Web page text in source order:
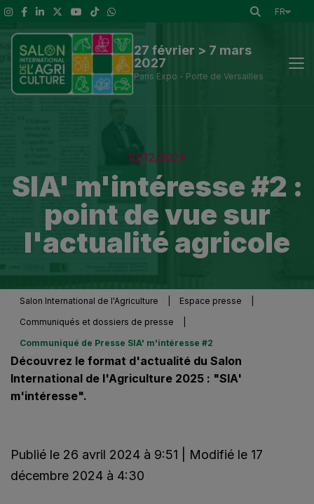
FR
27 février > 7 mars
2027
Paris Expo - Porte de Versailles
Découvrir le Salon
A voir
Exposants et outils de visite
Espace presse
10/12/2024
SIA' m'intéresse #2 :
point de vue sur
l'actualité agricole
Salon International de l'Agriculture Espace presse
Communiqués et dossiers de presse
Communiqué de Presse SIA' m'intéresse #2
Découvrez le format d'actualité du Salon
International de l'Agriculture 2025 : "SIA'
m'intéresse".
Publié le 26 avril 2024 à 9:51 | Modifié le 17
décembre 2024 à 4:30